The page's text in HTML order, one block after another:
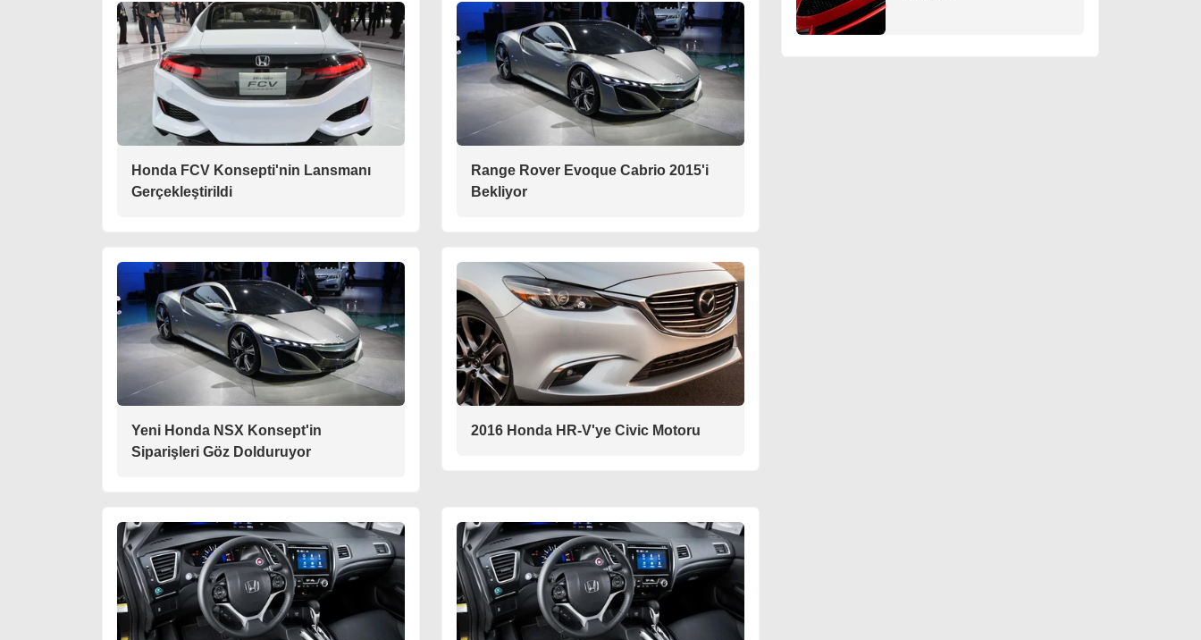
Honda FCV Konsepti'nin Lansmanı
Gerçekleştirildi
Range Rover Evoque Cabrio 2015'i
Bekliyor
Yeni Honda NSX Konsept'in
Siparişleri Göz Dolduruyor
2016 Honda HR-V'ye Civic Motoru